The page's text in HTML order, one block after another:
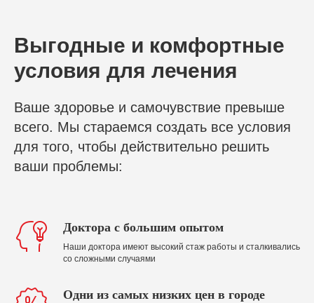
Выгодные и комфортные
условия для лечения
Ваше здоровье и самочувствие превыше
всего. Мы стараемся создать все условия
для того, чтобы действительно решить
ваши проблемы:
Доктора с большим опытом
Наши доктора имеют высокий стаж работы и сталкивались
со сложными случаями
Одни из самых низких цен в городе